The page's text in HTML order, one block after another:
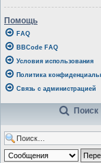
Помощь
FAQ
BBCode FAQ
Условия использования
Политика
Связь с администрацией
Поиск